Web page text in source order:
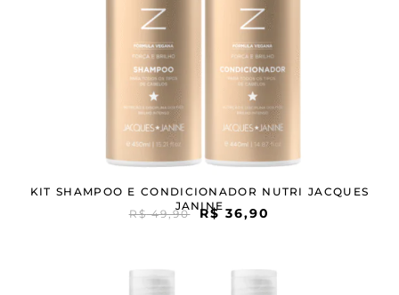
KIT SHAMPOO E CONDICIONADOR NUTRI JACQUES
JANINE
R$49,90 R$36,90